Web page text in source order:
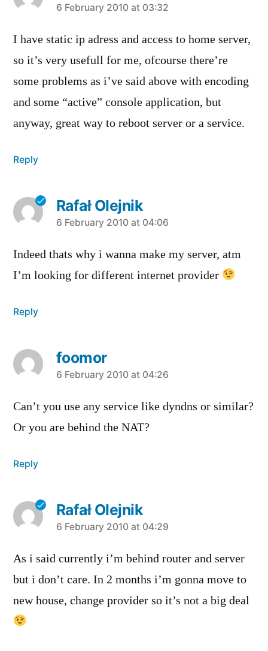
says:
6 February 2010 at 03:32
I have static ip adress and access to home server,
so it’s very usefull for me, ofcourse there’re
some problems as i’ve said above with encoding
and some “active” console application, but
anyway, great way to reboot server or a service.
Reply
Rafał Olejnik
says:
6 February 2010 at 04:06
Indeed thats why i wanna make my server, atm
I’m looking for different internet provider
Reply
foomor
says:
6 February 2010 at 04:26
Can’t you use any service like dyndns or similar?
Or you are behind the NAT?
Reply
Rafał Olejnik
says:
6 February 2010 at 04:29
As i said currently i’m behind router and server
but i don’t care. In 2 months i’m gonna move to
new house, change provider so it’s not a big deal